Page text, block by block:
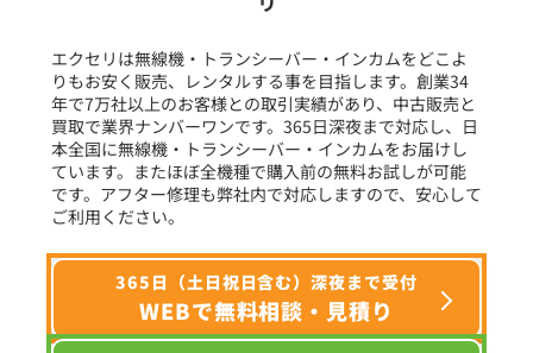
フリーワード入力(製品名等)
選択条件をリセット
エクセリは無線機・トランシーバー・インカムをどこよ
りもお安く販売、レンタルする事を目指します。創業34
年で7万社以上のお客様との取引実績があり、中古販売と
買取で業界ナンバーワンです。365日深夜まで対応し、日
本全国に無線機・トランシーバー・インカムをお届けし
ています。またほぼ全機種で購入前の無料お試しが可能
です。アフター修理も弊社内で対応しますので、安心して
ご利用ください。
365日（土日祝日含む）深夜まで受付
WEBで無料相談・見積り